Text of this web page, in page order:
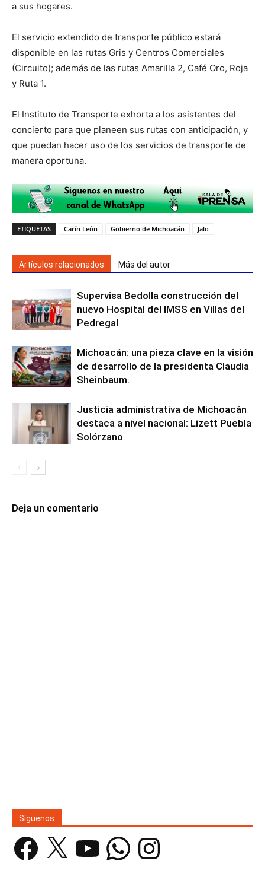
a sus hogares.
El servicio extendido de transporte público estará
disponible en las rutas Gris y Centros Comerciales
(Circuito); además de las rutas Amarilla 2, Café Oro, Roja
y Ruta 1.
El Instituto de Transporte exhorta a los asistentes del
concierto para que planeen sus rutas con anticipación, y
que puedan hacer uso de los servicios de transporte de
manera oportuna.
ETIQUETAS Carín León Gobierno de Michoacán Jalo
Artículos relacionados Más del autor
Supervisa Bedolla construcción del
nuevo Hospital del IMSS en Villas del
Pedregal
Michoacán: una pieza clave en la visión
de desarrollo de la presidenta Claudia
Sheinbaum.
Justicia administrativa de Michoacán
destaca a nivel nacional: Lizett Puebla
Solórzano
Deja un comentario
Síguenos
Facebook YouTube WhatsAppInstagram